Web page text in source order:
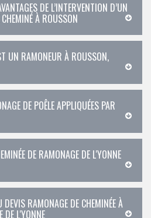
DE L’INTERVENTION D’UN
À ROUSSON
UN RAMONEUR À ROUSSON,
DE POÊLE APPLIQUÉES PAR
DE RAMONAGE DE L'YONNE
RAMONAGE DE CHEMINÉE À
DE L'YONNE